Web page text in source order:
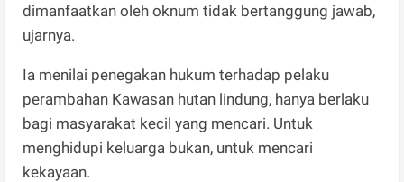
dimanfaatkan oleh oknum tidak bertanggung jawab,
ujarnya.
Ia menilai penegakan hukum terhadap pelaku
perambahan Kawasan hutan lindung, hanya berlaku
bagi masyarakat kecil yang mencari. Untuk
menghidupi keluarga bukan, untuk mencari
kekayaan.